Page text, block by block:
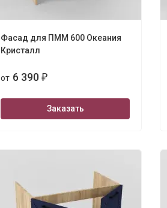
Фасад для ПММ 600 Океания
Кристалл
от 6 390 ₽
Заказать